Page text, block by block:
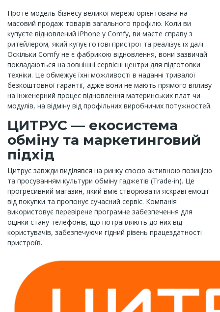
Проте модель бізнесу великої мережі орієнтована на
масовий продаж товарів загального профілю. Коли ви
купуєте відновлений iPhone у Comfy, ви маєте справу з
ритейлером, який купує готові пристрої та реалізує їх далі.
Оскільки Comfy не є фабрикою відновлення, вони зазвичай
покладаються на зовнішні сервісні центри для підготовки
техніки. Це обмежує їхні можливості в наданні тривалої
безкоштовної гарантії, адже вони не мають прямого впливу
на інженерний процес відновлення материнських плат чи
модулів, на відміну від профільних виробничих потужностей.
ЦИТРУС — екосистема
обміну та маркетинговий
підхід
Цитрус завжди виділявся на ринку своєю активною позицією
та просуванням культури обміну гаджетів (Trade-in). Це
прогресивний магазин, який вміє створювати яскраві емоції
від покупки та пропонує сучасний сервіс. Компанія
використовує перевірене програмне забезпечення для
оцінки стану телефонів, що потрапляють до них від
користувачів, забезпечуючи гідний рівень працездатності
пристроїв.